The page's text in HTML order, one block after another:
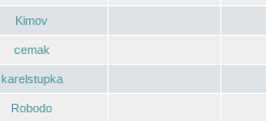
Kimov
cemak
karelstupka
Robodo